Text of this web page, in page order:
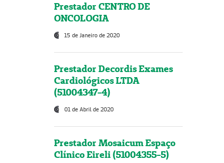
Prestador CENTRO DE
ONCOLOGIA
15 de Janeiro de 2020
Prestador Decordis Exames
Cardiológicos LTDA
(51004347-4)
01 de Abril de 2020
Prestador Mosaicum Espaço
Clínico Eireli (51004355-5)